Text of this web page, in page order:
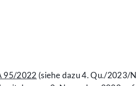
95/2022 (siehe dazu 4. Qu./2023/